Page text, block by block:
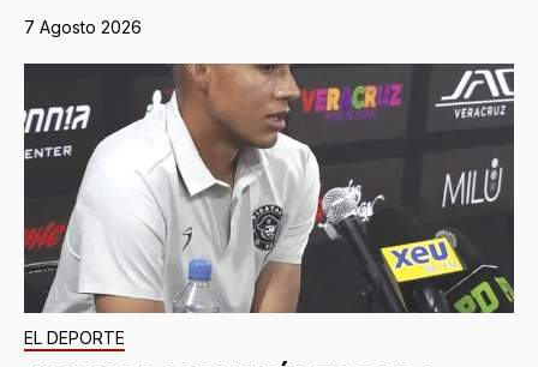
7 Agosto 2026
EL DEPORTE